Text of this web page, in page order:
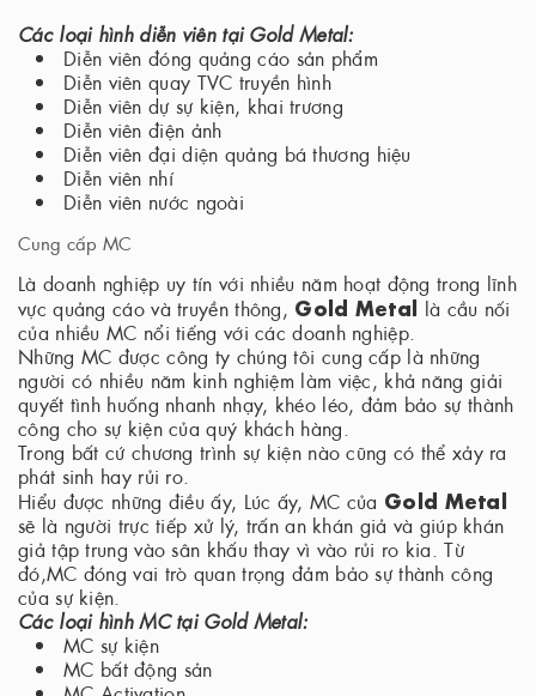
Các loại hình diễn viên tại Gold Metal:
Diễn viên đóng quảng cáo sản phẩm
Diễn viên quay TVC truyền hình
Diễn viên dự sự kiện, khai trương
Diễn viên điện ảnh
Diễn viên đại diện quảng bá thương hiệu
Diễn viên nhí
Diễn viên nước ngoài
Cung cấp MC
Là doanh nghiệp uy tín với nhiều năm hoạt động trong lĩnh
vực quảng cáo và truyền thông, Gold Metal là cầu nối
của nhiều MC nổi tiếng với các doanh nghiệp.
Những MC được công ty chúng tôi cung cấp là những
người có nhiều năm kinh nghiệm làm việc, khả năng giải
quyết tình huống nhanh nhạy, khéo léo, đảm bảo sự thành
công cho sự kiện của quý khách hàng.
Trong bất cứ chương trình sự kiện nào cũng có thể xảy ra
phát sinh hay rủi ro.
Hiểu được những điều ấy, Lúc ấy, MC của Gold Metal
sẽ là người trực tiếp xử lý, trấn an khán giả và giúp khán
giả tập trung vào sân khấu thay vì vào rủi ro kia. Từ
đó,MC đóng vai trò quan trọng đảm bảo sự thành công
của sự kiện.
Các loại hình MC tại Gold Metal:
MC sự kiện
MC bất động sản